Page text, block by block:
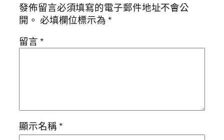
發佈留言必須填寫的電子郵件地址不會公
開。 必填欄位標示為*
留言*
顯示名稱*